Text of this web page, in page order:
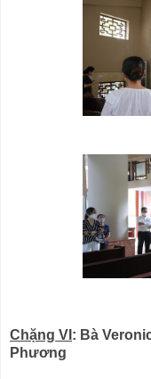
Chặng VI : Bà
Phương